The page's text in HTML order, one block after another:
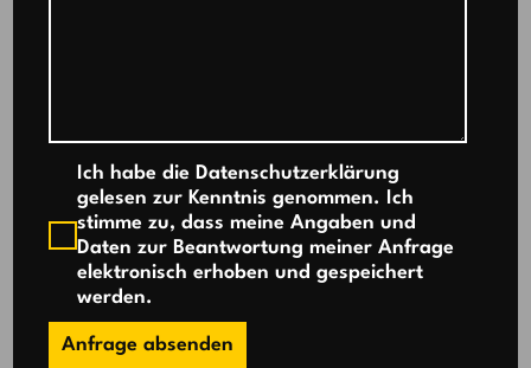
Ich habe die Datenschutzerklärung
gelesen zur Kenntnis genommen. Ich
stimme zu, dass meine Angaben und
Daten zur Beantwortung meiner Anfrage
elektronisch erhoben und gespeichert
werden.
Anfrage absenden